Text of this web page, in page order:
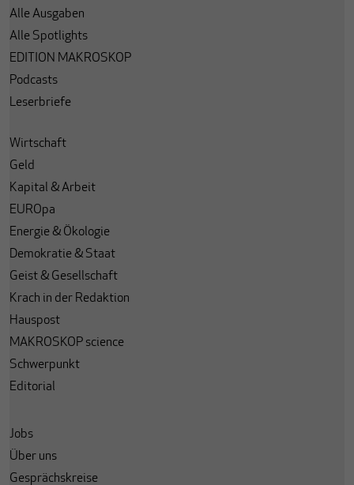
Alle Ausgaben
Alle Spotlights
EDITION MAKROSKOP
Podcasts
Leserbriefe
Wirtschaft
Geld
Kapital & Arbeit
EUROpa
Energie & Ökologie
Demokratie & Staat
Geist & Gesellschaft
Krach in der Redaktion
Hauspost
MAKROSKOP science
Schwerpunkt
Editorial
Jobs
Über uns
Gesprächskreise